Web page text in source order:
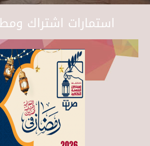
استمارات اشتراك